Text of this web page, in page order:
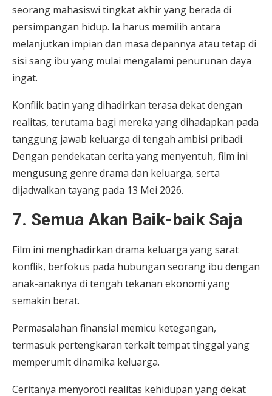
seorang mahasiswi tingkat akhir yang berada di
persimpangan hidup. Ia harus memilih antara
melanjutkan impian dan masa depannya atau tetap di
sisi sang ibu yang mulai mengalami penurunan daya
ingat.
Konflik batin yang dihadirkan terasa dekat dengan
realitas, terutama bagi mereka yang dihadapkan pada
tanggung jawab keluarga di tengah ambisi pribadi.
Dengan pendekatan cerita yang menyentuh, film ini
mengusung genre drama dan keluarga, serta
dijadwalkan tayang pada 13 Mei 2026.
7. Semua Akan Baik-baik Saja
Film ini menghadirkan drama keluarga yang sarat
konflik, berfokus pada hubungan seorang ibu dengan
anak-anaknya di tengah tekanan ekonomi yang
semakin berat.
Permasalahan finansial memicu ketegangan,
termasuk pertengkaran terkait tempat tinggal yang
memperumit dinamika keluarga.
Ceritanya menyoroti realitas kehidupan yang dekat